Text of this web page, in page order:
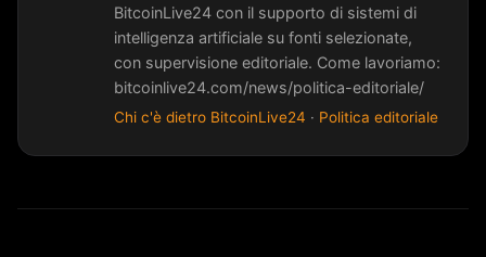
BitcoinLive24 con il supporto di sistemi di
intelligenza artificiale su fonti selezionate,
con supervisione editoriale. Come lavoriamo:
bitcoinlive24.com/news/politica-editoriale/
Chi c'è dietro BitcoinLive24 · Politica editoriale